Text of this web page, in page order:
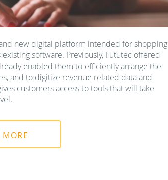
new digital platform intended for shopping
software. Previously, Fututec offered
enabled them to efficiently arrange the
and to digitize revenue related data and
customers access to tools that will take